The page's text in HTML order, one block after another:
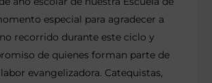
especial para agradecer a
recorrido durante este ciclo y
de quienes forman parte de
evangelizadora. Catequistas,